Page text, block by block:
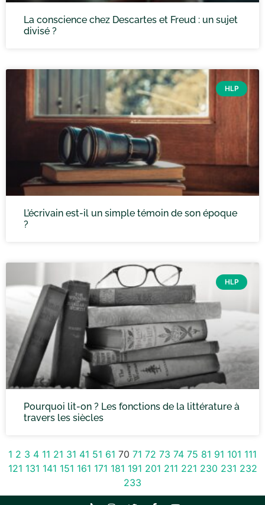
La conscience chez Descartes et Freud : un sujet
divisé ?
HLP
L’écrivain est-il un simple témoin de son époque
?
HLP
Pourquoi lit-on ? Les fonctions de la littérature à
travers les siècles
1 2 3 4 11 21 31 41 51 61 70 71 72 73 74 75 81 91 101 111
121 131 141 151 161 171 181 191 201 211 221 230 231 232
233